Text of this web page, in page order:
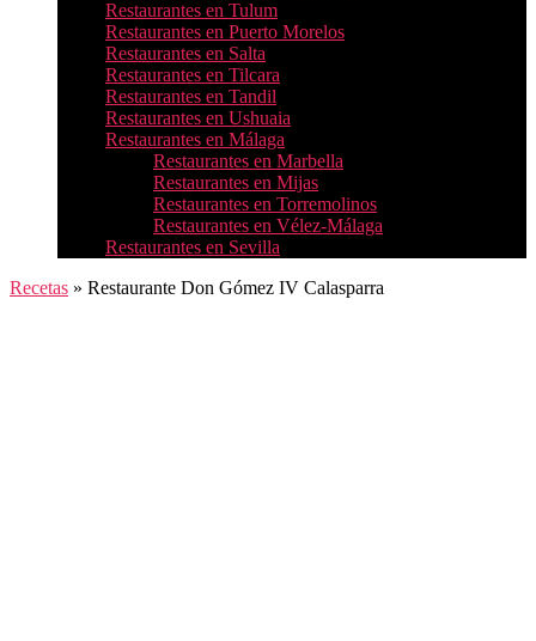
Restaurantes en Tulum
Restaurantes en Puerto Morelos
Restaurantes en Salta
Restaurantes en Tilcara
Restaurantes en Tandil
Restaurantes en Ushuaia
Restaurantes en Málaga
Restaurantes en Marbella
Restaurantes en Mijas
Restaurantes en Torremolinos
Restaurantes en Vélez-Málaga
Restaurantes en Sevilla
Recetas » Restaurante Don Gómez IV Calasparra